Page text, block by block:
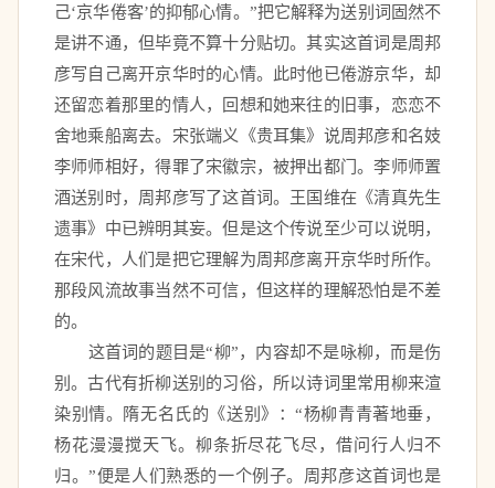
己‘京华倦客’的抑郁心情。”把它解释为送别词固然不
是讲不通，但毕竟不算十分贴切。其实这首词是周邦
彦写自己离开京华时的心情。此时他已倦游京华，却
还留恋着那里的情人，回想和她来往的旧事，恋恋不
舍地乘船离去。宋张端义《贵耳集》说周邦彦和名妓
李师师相好，得罪了宋徽宗，被押出都门。李师师置
酒送别时，周邦彦写了这首词。王国维在《清真先生
遗事》中已辨明其妄。但是这个传说至少可以说明，
在宋代，人们是把它理解为周邦彦离开京华时所作。
那段风流故事当然不可信，但这样的理解恐怕是不差
的。
这首词的题目是“柳”，内容却不是咏柳，而是伤
别。古代有折柳送别的习俗，所以诗词里常用柳来渲
染别情。隋无名氏的《送别》：“杨柳青青著地垂，
杨花漫漫搅天飞。柳条折尽花飞尽，借问行人归不
归。”便是人们熟悉的一个例子。周邦彦这首词也是